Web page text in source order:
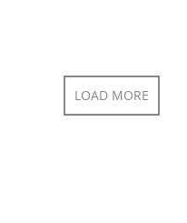
LOAD MORE